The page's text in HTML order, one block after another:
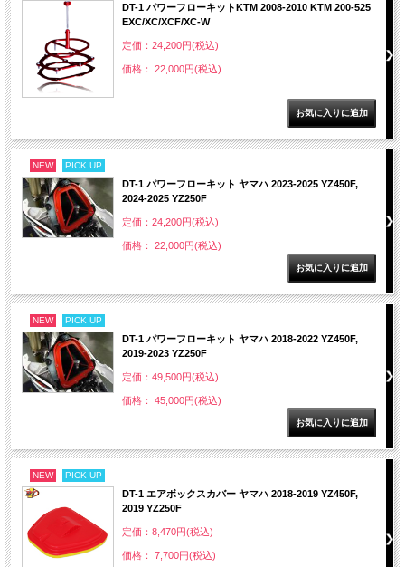
DT-1 パワーフローキットKTM 2008-2010 KTM 200-525
EXC/XC/XCF/XC-W
定価：24,200円(税込)
価格： 22,000円(税込)
NEW PICK UP
DT-1 パワーフローキット ヤマハ 2023-2025 YZ450F,
2024-2025 YZ250F
定価：24,200円(税込)
価格： 22,000円(税込)
NEW PICK UP
DT-1 パワーフローキット ヤマハ 2018-2022 YZ450F,
2019-2023 YZ250F
定価：49,500円(税込)
価格： 45,000円(税込)
NEW PICK UP
DT-1 エアボックスカバー ヤマハ 2018-2019 YZ450F,
2019 YZ250F
定価：8,470円(税込)
価格： 7,700円(税込)